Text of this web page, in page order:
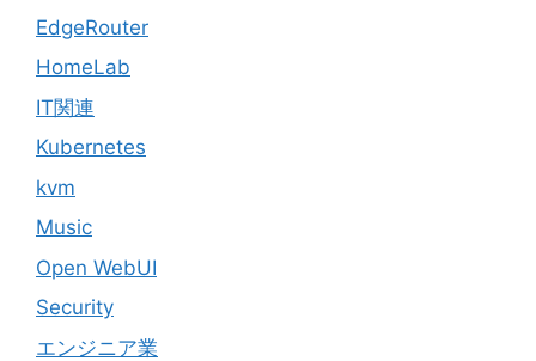
EdgeRouter
HomeLab
IT関連
Kubernetes
kvm
Music
Open WebUI
Security
エンジニア業